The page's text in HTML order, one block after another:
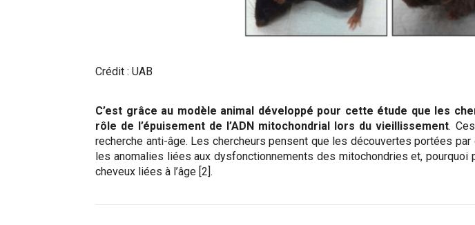
Crédit : UAB
C’est grâce au modèle animal développé pour cette étude que les
rôle de l’épuisement de l’ADN mitochondrial lors du vieillissement.
recherche anti-âge. Les chercheurs pensent que les découvertes portées
les anomalies liées aux dysfonctionnements des mitochondries et,
cheveux liées à l’âge [2].